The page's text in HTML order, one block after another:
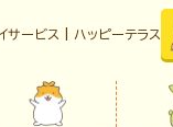
サービス | ハッピーテラス